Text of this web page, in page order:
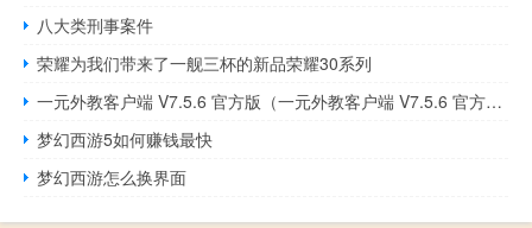
八大类刑事案件
荣耀为我们带来了一舰三杯的新品荣耀30系列
一元外教客户端 V7.5.6 官方版（一元外教客户端 V7.5.6 官方版功能简介）
梦幻西游5如何赚钱最快
梦幻西游怎么换界面